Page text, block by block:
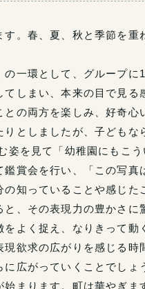
。春、夏、秋と季節を重
一環として、グループに
しまい、本来の目で見
の両方を楽しみ、好奇心
としましたが、子どもな
を見て「幼稚園にもこ
賞会を行い、「この写真
知っていることや感じた
、その表現力の豊かさに
よく捉え、なりきって動
欲求の広がりを感じる
広がっていくことでしょ
まります。町は華やぎ